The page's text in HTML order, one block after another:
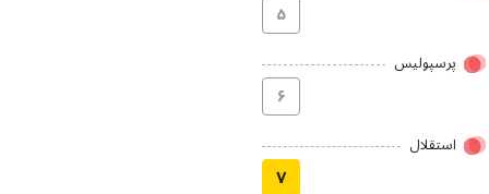
۵
پرسپولیس
۶
استقلال
۷